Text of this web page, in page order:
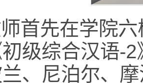
首先在学院
级综合汉语-
、尼泊尔、